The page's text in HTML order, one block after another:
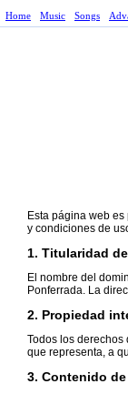
Home Music Songs
Esta página web
y condiciones de
1. Titularidad
El nombre del
Ponferrada. La
2. Propiedad
Todos los
que representa, a
3. Contenido